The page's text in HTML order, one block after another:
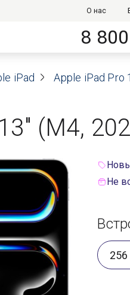
О нас
8
iPad Apple iPad Pro
(M4,
Не
256